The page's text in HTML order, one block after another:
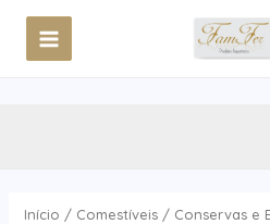
Início / Comestíveis/ Conservas e